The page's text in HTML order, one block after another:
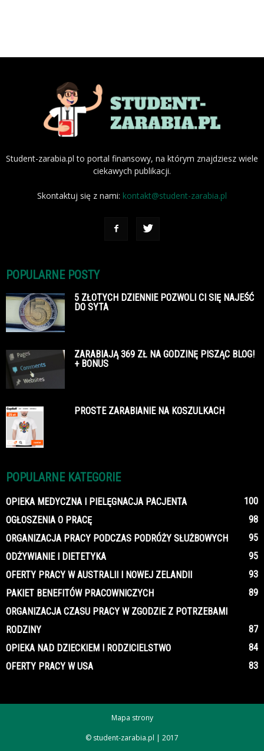
Student-zarabia.pl to portal finansowy, na którym znajdziesz wiele
ciekawych publikacji.
Skontaktuj się z nami: kontakt@student-zarabia.pl
POPULARNE POSTY
5 ZŁOTYCH DZIENNIE POZWOLI CI SIĘ NAJEŚĆ
DO SYTA
ZARABIAJĄ 369 ZŁ NA GODZINĘ PISZĄC BLOG!
+ BONUS
PROSTE ZARABIANIE NA KOSZULKACH
POPULARNE KATEGORIE
OPIEKA MEDYCZNA I PIELĘGNACJA PACJENTA
100
OGŁOSZENIA O PRACĘ
98
ORGANIZACJA PRACY PODCZAS PODRÓŻY SŁUŻBOWYCH
95
ODŻYWIANIE I DIETETYKA
95
OFERTY PRACY W AUSTRALII I NOWEJ ZELANDII
93
PAKIET BENEFITÓW PRACOWNICZYCH
89
ORGANIZACJA CZASU PRACY W ZGODZIE Z POTRZEBAMI
RODZINY
87
OPIEKA NAD DZIECKIEM I RODZICIELSTWO
84
OFERTY PRACY W USA
83
Mapa strony
© student-zarabia.pl | 2017